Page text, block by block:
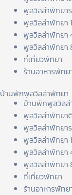
พูลวิลล่าพัทยา
พูลวิลล่าพัทยา
พูลวิลล่าพัทยา
พูลวิลล่าพัทยา
ที่เที่ยวพัทยา
ร้านอาหารพัทย
บ้านพักพูลวิลล่าพัทยา
บ้านพักพูลวิลล่
พูลวิลล่าพัทยา
พูลวิลล่าพัทยา
พูลวิลล่าพัทยา
พูลวิลล่าพัทยา
พูลวิลล่าพัทยา
ที่เที่ยวพัทยา
ร้านอาหารพัทย